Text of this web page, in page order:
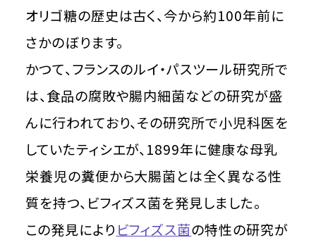
オリゴ糖の歴史は古く、今から約100年前に
さかのぼります。
かつて、フランスのルイ・パスツール研究所で
は、食品の腐敗や腸内細菌などの研究が盛
んに行われており、その研究所で小児科医を
していたティシエが、1899年に健康な母乳
栄養児の糞便から大腸菌とは全く異なる性
質を持つ、ビフィズス菌を発見しました。
この発見により ビフィズス菌の特性の研究が